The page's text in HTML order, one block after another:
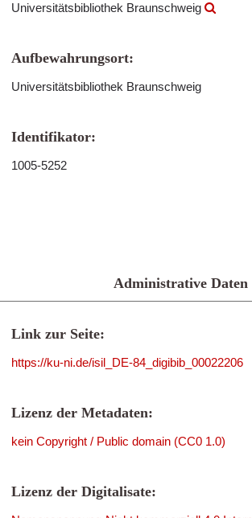
Universitätsbibliothek Braunschweig
Aufbewahrungsort:
Universitätsbibliothek Braunschweig
Identifikator:
1005-5252
Administrative Daten
Link zur Seite:
https://ku-ni.de/isil_DE-84_digibib_00022206
Lizenz der Metadaten:
kein Copyright / Public domain (CC0 1.0)
Lizenz der Digitalisate: